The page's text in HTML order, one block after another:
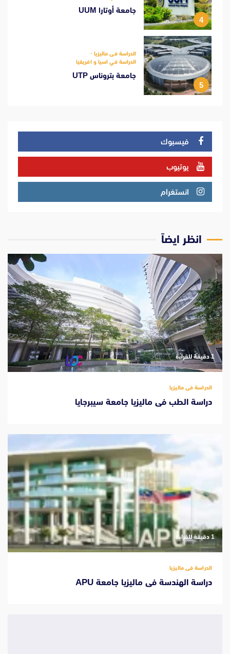
4
جامعة أوتارا UUM
5
الدراسة فى ماليزيا
الدراسة في اسيا و افريقيا
جامعة بتروناس UTP
فيسبوك
يوتيوب
انستغرام
انظر ايضاً
‫1 دقيقة للقراءة
الدراسة فى ماليزيا
دراسة الطب فى ماليزيا جامعة سيبرجايا
‫1 دقيقة للقراءة
الدراسة فى ماليزيا
دراسة الهندسة فى ماليزيا جامعة APU